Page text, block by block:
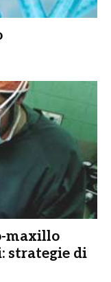
maxillo
strategie di